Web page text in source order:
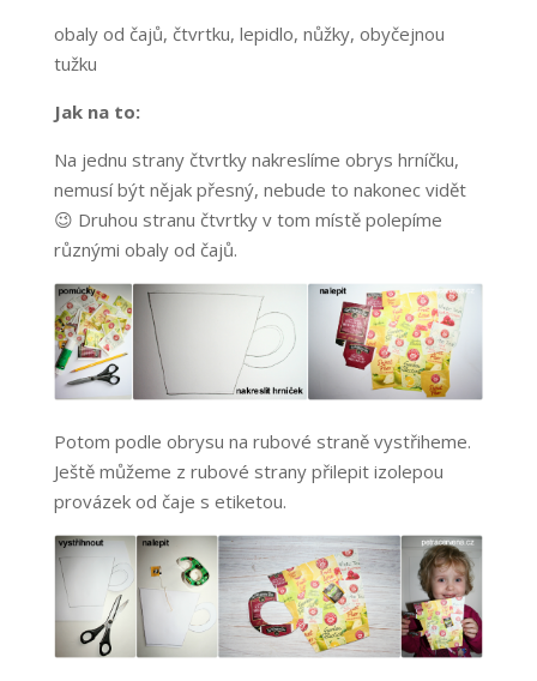
obaly od čajů, čtvrtku, lepidlo, nůžky, obyčejnou
tužku
Jak na to:
Na jednu strany čtvrtky nakreslíme obrys hrníčku,
nemusí být nějak přesný, nebude to nakonec vidět
😉 Druhou stranu čtvrtky v tom místě polepíme
různými obaly od čajů.
Potom podle obrysu na rubové straně vystřiheme.
Ještě můžeme z rubové strany přilepit izolepou
provázek od čaje s etiketou.